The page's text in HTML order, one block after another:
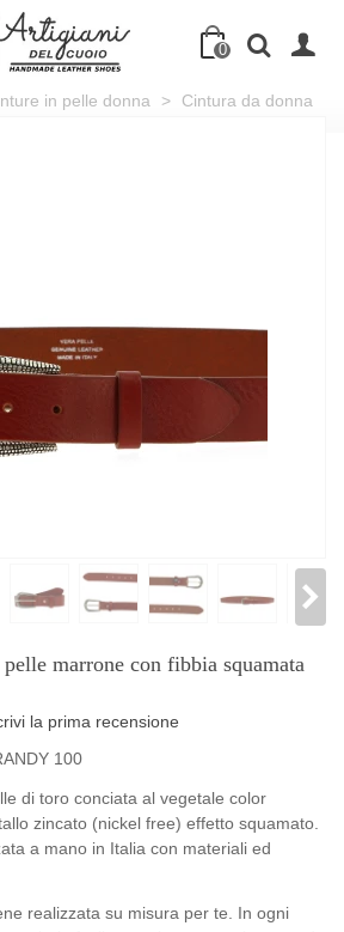
0
in pelle donna >
Cintura da donna
marrone con fibbia squamata
la prima recensione
100
di toro conciata al vegetale color
zincato (nickel free) effetto squamato.
a mano in Italia con materiali ed
realizzata su misura per te. In ogni